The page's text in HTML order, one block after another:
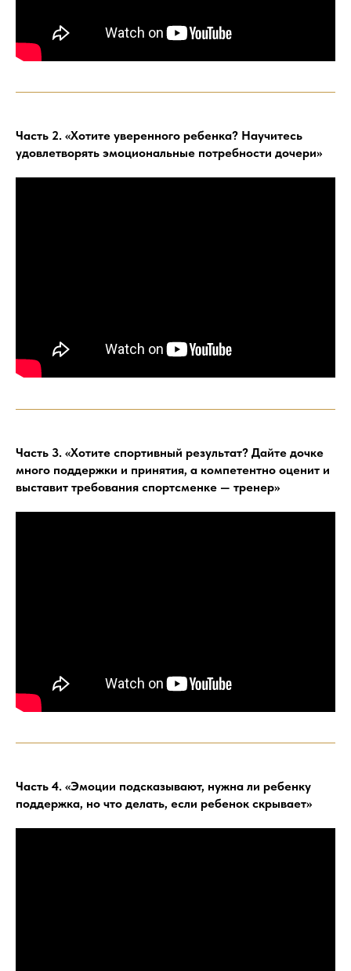
Часть 2. «Хотите уверенного ребенка? Научитесь
удовлетворять эмоциональные потребности дочери»
Часть 3. «Хотите спортивный результат? Дайте дочке
много поддержки и принятия, а компетентно оценит и
выставит требования спортсменке — тренер»
Часть 4. «Эмоции подсказывают, нужна ли ребенку
поддержка, но что делать, если ребенок скрывает»